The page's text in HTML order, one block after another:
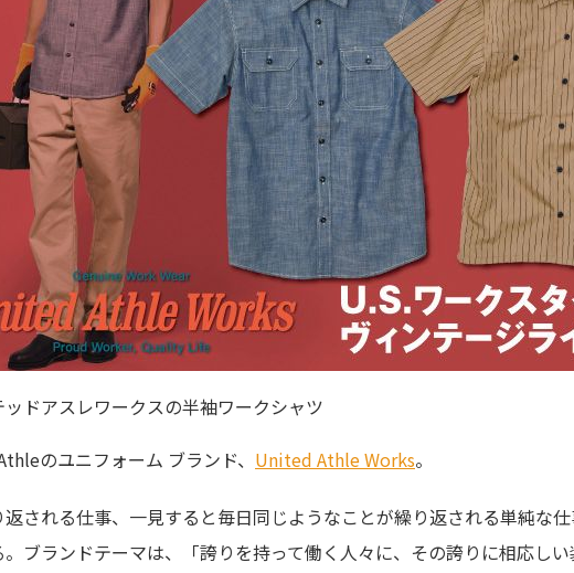
ッドアスレワークスの半袖ワークシャツ
のユニフォーム ブランド、 United Athle Works。
返される仕事、一見すると毎日同じようなことが繰り返される単純な
。ブランドテーマは、「誇りを持って働く人々に、その誇りに相応し